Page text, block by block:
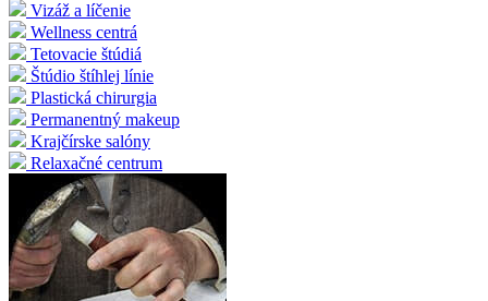
Vizáž a líčenie
Wellness centrá
Tetovacie štúdiá
Štúdio štíhlej línie
Plastická chirurgia
Permanentný makeup
Krajčírske salóny
Relaxačné centrum